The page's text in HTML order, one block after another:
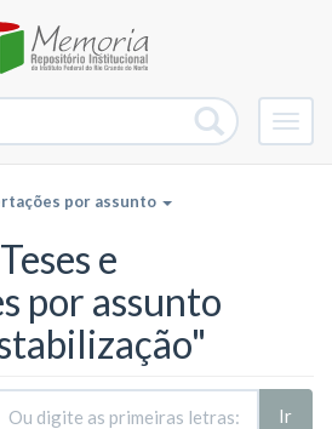
por assunto
e
por assunto
Ir